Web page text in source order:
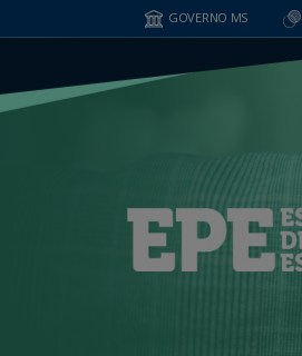
GOVERNO MS